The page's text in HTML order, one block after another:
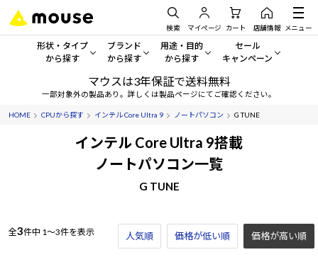
検索 マイページ カート 店舗情報 メニュー
形状・タイプ
から探す
形状・タイプから探す をすべてみる
デスクトップPC
ブランド
から探す
mouse
G TUNE
MousePro
用途・目的
から探す
一般向けパソコン
ゲーミングPC・ゲーム向けパソコン
クリエイティブ向け
ビジネス向けパソコン
学習向けパソコン
セール
キャンペーン
セール・キャンペー
期間限定セール
マウスは3年保証で送料無料
一部対象外の製品あり。詳しくは製品ページにてご確認ください。
HOME CPUから探す インテル Core Ultra 9 ノートパソコン G TUNE
インテル Core Ultra 9搭載
ノートパソコン一覧
G TUNE
全3件中 1～3件を表示 人気順 価格が低い順 価格が高い順